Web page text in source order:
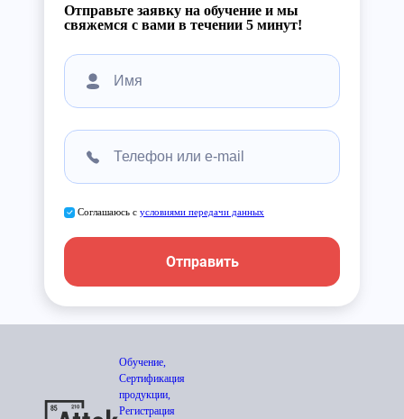
Отправьте заявку на обучение и мы
свяжемся с вами в течении 5 минут!
Соглашаюсь с условиями передачи данных
Отправить
Обучение,
Сертификация
продукции,
Регистрация